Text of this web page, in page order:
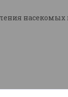
насекомых